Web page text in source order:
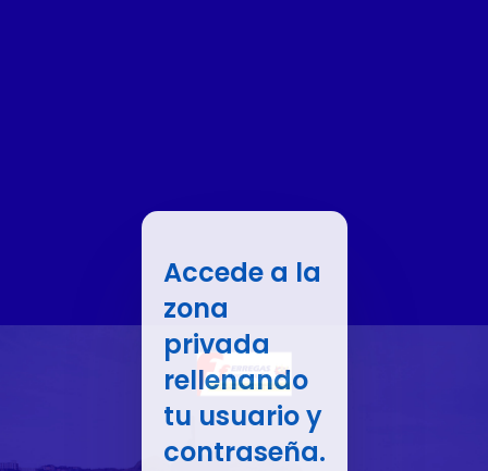
Accede a la
zona
privada
rellenando
tu usuario y
contraseña.